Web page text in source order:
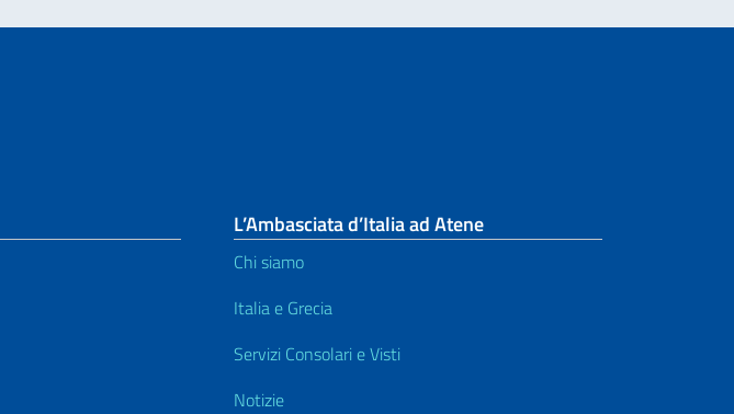
L’Ambasciata d’Italia ad Atene
Chi siamo
Italia e Grecia
Servizi Consolari e Visti
Notizie